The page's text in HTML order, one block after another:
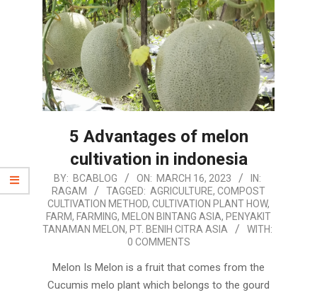
5 Advantages of melon
cultivation in indonesia
2023-
03-
16
BY: BCABLOG ON: MARCH 16, 2023
IN:
RAGAM
TAGGED: AGRICULTURE, COMPOST
CULTIVATION METHOD, CULTIVATION PLANT HOW,
FARM, FARMING, MELON BINTANG ASIA, PENYAKIT
TANAMAN MELON, PT. BENIH CITRA ASIA
WITH:
0 COMMENTS
Melon Is Melon is a fruit that comes from the
Cucumis melo plant which belongs to the gourd